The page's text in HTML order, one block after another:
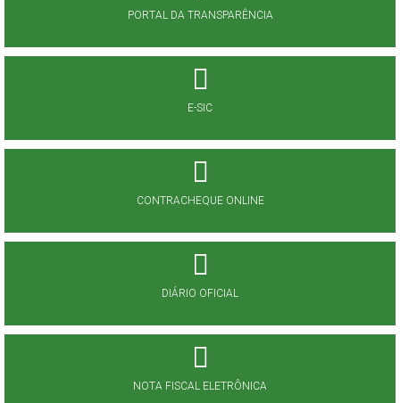
PORTAL DA TRANSPARÊNCIA
E-SIC
CONTRACHEQUE ONLINE
DIÁRIO OFICIAL
NOTA FISCAL ELETRÔNICA